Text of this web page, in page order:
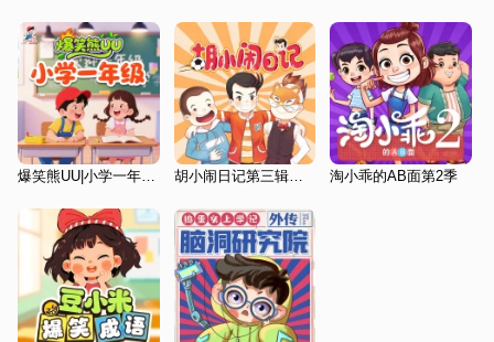
胡小闹日记第三辑：“情商篇” 淘小乖的AB面第2季